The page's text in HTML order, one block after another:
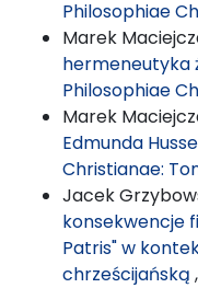
Philosophiae
Marek
hermeneutyka
Philosophiae
Marek
Edmunda
Christianae:
Jacek
konsekwencje
Patris" w
chrześcijańską ,